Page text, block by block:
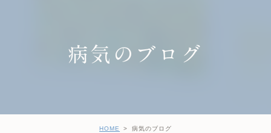
女性と生活習慣病 健診後の治療について
病気のブログ
HOME 病気のブログ